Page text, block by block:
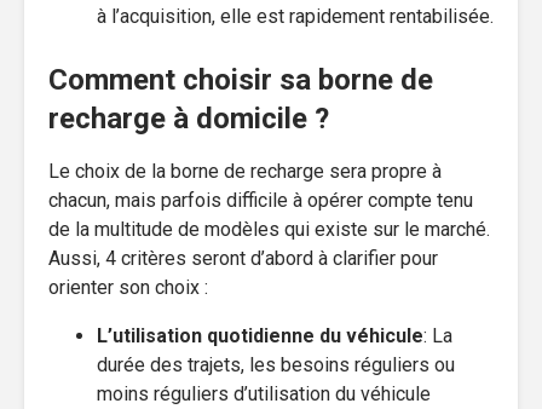
à l’acquisition, elle est rapidement rentabilisée.
Comment choisir sa borne de
recharge à domicile ?
Le choix de la borne de recharge sera propre à
chacun, mais parfois difficile à opérer compte tenu
de la multitude de modèles qui existe sur le marché.
Aussi, 4 critères seront d’abord à clarifier pour
orienter son choix :
L’utilisation quotidienne du véhicule: La
durée des trajets, les besoins réguliers ou
moins réguliers d’utilisation du véhicule